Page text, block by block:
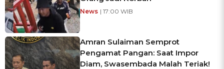
News | 17:00 WIB
Amran Sulaiman Semprot
Pengamat Pangan: Saat Impor
Diam, Swasembada Malah Teriak!